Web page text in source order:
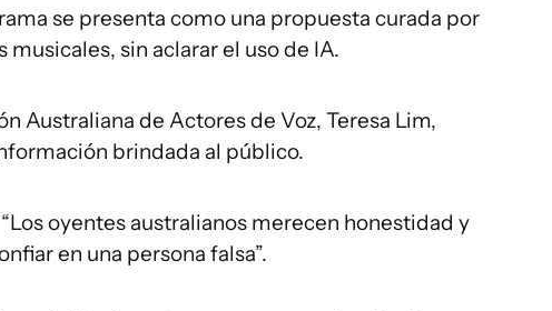
se presenta como una propuesta curada por
sin aclarar el uso de IA.
Australiana de Actores de Voz, Teresa Lim,
brindada al público.
oyentes australianos merecen honestidad y
en una persona falsa”.